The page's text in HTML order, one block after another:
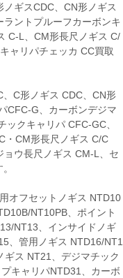
ギスCDC、CN形ノギス
ントプルーフカーボンキ
C-L、CM形長尺ノギス C/
ャリパチェッカ CC買取
C形ノギス CDC、CN形
CFC-G、カーボンデジマ
クキャリパ CFC-GC、
・CM形長尺ノギス C/C
ョウ長尺ノギス CM-L、セ
オフセットノギス NTD10
NT10PB、ポイント
NT13、インサイドノギ
、管用ノギス NTD16/NT1
ス NT21、デジマチック
キャリパNTD31、カーボ